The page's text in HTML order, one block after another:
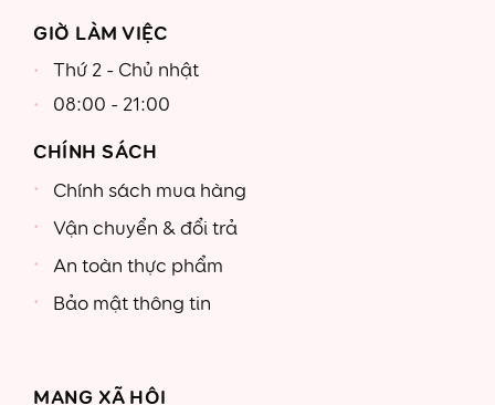
GIỜ LÀM VIỆC
Thứ 2 - Chủ nhật
08:00 - 21:00
CHÍNH SÁCH
Chính sách mua hàng
Vận chuyển & đổi trả
An toàn thực phẩm
Bảo mật thông tin
MẠNG XÃ HỘI